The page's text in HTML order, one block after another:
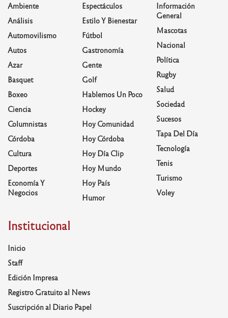
Ambiente
Análisis
Automovilismo
Autos
Azar
Basquet
Boxeo
Ciencia
Columnistas
Córdoba
Cultura
Deportes
Economía Y
Negocios
Espectáculos
Estilo Y Bienestar
Fútbol
Gastronomía
Gente
Golf
Hablemos Un Poco
Hockey
Hoy Comunidad
Hoy Córdoba
Hoy Día Clip
Hoy Mundo
Hoy País
Humor
Información
General
Mascotas
Nacional
Política
Rugby
Salud
Sociedad
Sucesos
Tapa Del Día
Tecnología
Tenis
Turismo
Voley
Institucional
Inicio
Staff
Edición Impresa
Registro Gratuito al News
Suscripción al Diario Papel